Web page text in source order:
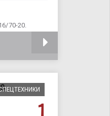
70-20.
же для
1